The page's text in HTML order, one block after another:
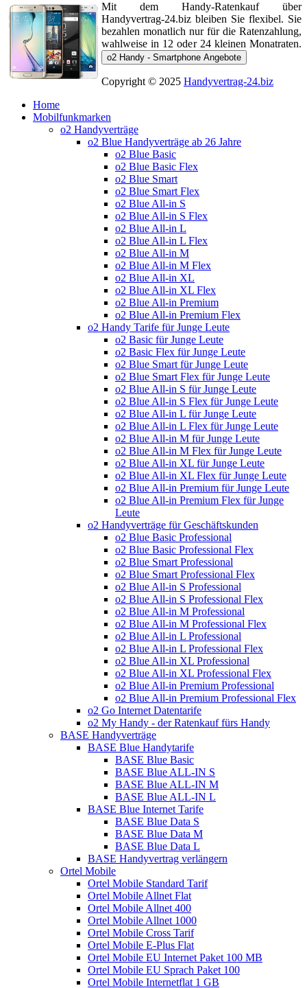
Mit dem Handy-Ratenkauf über
Handyvertrag-24.biz bleiben Sie flexibel. Sie
bezahlen monatlich nur für die Ratenzahlung,
wahlweise in 12 oder 24 kleinen Monatraten.
o2 Handy - Smartphone Angebote
Copyright © 2025 Handyvertrag-24.biz
Home
Mobilfunkmarken
o2 Handyverträge
o2 Blue Handyverträge ab 26 Jahre
o2 Blue Basic
o2 Blue Basic Flex
o2 Blue Smart
o2 Blue Smart Flex
o2 Blue All-in S
o2 Blue All-in S Flex
o2 Blue All-in L
o2 Blue All-in L Flex
o2 Blue All-in M
o2 Blue All-in M Flex
o2 Blue All-in XL
o2 Blue All-in XL Flex
o2 Blue All-in Premium
o2 Blue All-in Premium Flex
o2 Handy Tarife für Junge Leute
o2 Basic für Junge Leute
o2 Basic Flex für Junge Leute
o2 Blue Smart für Junge Leute
o2 Blue Smart Flex für Junge Leute
o2 Blue All-in S für Junge Leute
o2 Blue All-in S Flex für Junge Leute
o2 Blue All-in L für Junge Leute
o2 Blue All-in L Flex für Junge Leute
o2 Blue All-in M für Junge Leute
o2 Blue All-in M Flex für Junge Leute
o2 Blue All-in XL für Junge Leute
o2 Blue All-in XL Flex für Junge Leute
o2 Blue All-in Premium für Junge Leute
o2 Blue All-in Premium Flex für Junge
Leute
o2 Handyverträge für Geschäftskunden
o2 Blue Basic Professional
o2 Blue Basic Professional Flex
o2 Blue Smart Professional
o2 Blue Smart Professional Flex
o2 Blue All-in S Professional
o2 Blue All-in S Professional Flex
o2 Blue All-in M Professional
o2 Blue All-in M Professional Flex
o2 Blue All-in L Professional
o2 Blue All-in L Professional Flex
o2 Blue All-in XL Professional
o2 Blue All-in XL Professional Flex
o2 Blue All-in Premium Professional
o2 Blue All-in Premium Professional Flex
o2 Go Internet Datentarife
o2 My Handy - der Ratenkauf fürs Handy
BASE Handyverträge
BASE Blue Handytarife
BASE Blue Basic
BASE Blue ALL-IN S
BASE Blue ALL-IN M
BASE Blue ALL-IN L
BASE Blue Internet Tarife
BASE Blue Data S
BASE Blue Data M
BASE Blue Data L
BASE Handyvertrag verlängern
Ortel Mobile
Ortel Mobile Standard Tarif
Ortel Mobile Allnet Flat
Ortel Mobile Allnet 400
Ortel Mobile Allnet 1000
Ortel Mobile Cross Tarif
Ortel Mobile E-Plus Flat
Ortel Mobile EU Internet Paket 100 MB
Ortel Mobile EU Sprach Paket 100
Ortel Mobile Internetflat 1 GB